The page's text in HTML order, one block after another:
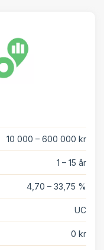
10 000 – 600 000 kr
1 – 15 år
4,70 – 33,75 %
UC
0 kr